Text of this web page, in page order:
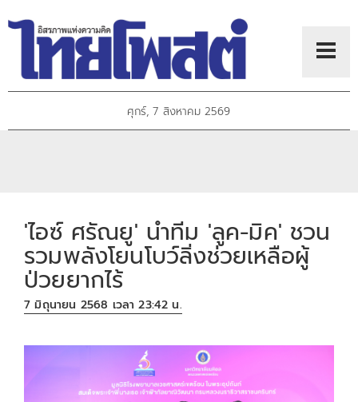
ศุกร์, 7 สิงหาคม 2569
'ไอซ์ ศรัณยู' นำทีม 'ลูค-มิค' ชวน
รวมพลังโยนโบว์ลิ่งช่วยเหลือผู้
ป่วยยากไร้
7 มิถุนายน 2568 เวลา 23:42 น.